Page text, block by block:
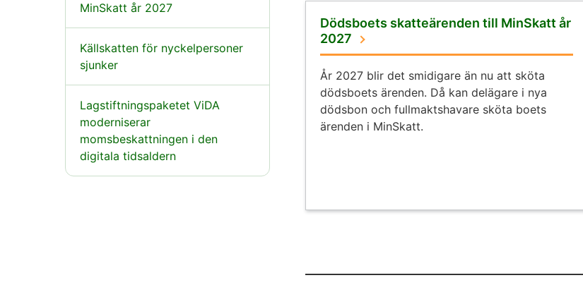
MinSkatt år 2027
Källskatten för nyckelpersoner
sjunker
Lagstiftningspaketet ViDA
moderniserar
momsbeskattningen i den
digitala tidsaldern
Dödsboets skatteärenden till MinSkatt år
2027
År 2027 blir det smidigare än nu att sköta
dödsboets ärenden. Då kan delägare i nya
dödsbon och fullmaktshavare sköta boets
ärenden i MinSkatt.